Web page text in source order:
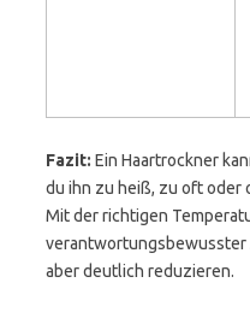
Fazit: Ein Haartrockner
du ihn zu heiß, zu oft oder
Mit der richtigen
verantwortungsbewusster
aber deutlich reduzieren.